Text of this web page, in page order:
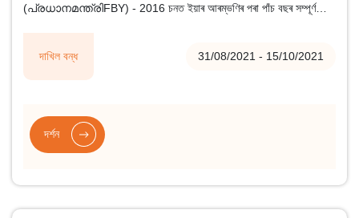
দাখিল বন্ধ 31/08/2021 - 15/10/2021
(പ്രധാനമന്ത്രിFBY) - 2016 চনত ইয়াৰ আৰম্ভণিৰ পৰা পাঁচ বছৰ সম্পূৰ্ণ
দৰ্শন